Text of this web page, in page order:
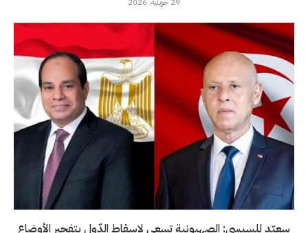
سعيّد للسيسي: الصهيونية تسعى لإسقاط الدّول بتفجير الأوضاع